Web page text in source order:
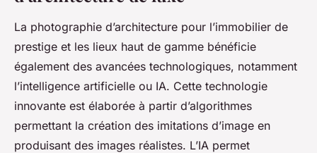
La photographie d’architecture pour l’immobilier de
prestige et les lieux haut de gamme bénéficie
également des avancées technologiques, notamment
l’intelligence artificielle ou IA. Cette technologie
innovante est élaborée à partir d’algorithmes
permettant la création des imitations d’image en
produisant des images réalistes. L’IA permet